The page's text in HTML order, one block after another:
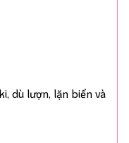
Vé xe khách
dù lượn, lặn biển và